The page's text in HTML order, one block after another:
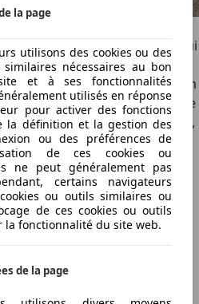
jacente est toujours à 800
de Mercedes, ce qui
une charge rapide à 330
320 km d’autonomie en
L’histoire de la Classe C ne
y aura des versions AMG,
même un break ! Pour voir
il faudra cependant être
de luxe ! (2026)
hypercar qui ne fait rien
la page
utilisons des cookies ou des
nécessaires au bon
et à ses fonctionnalités
utilisés en réponse
pour activer des fonctions
la définition et la gestion des
ou des préférences de
de ces cookies ou
ne peut généralement pas
certains navigateurs
ou outils similaires ou
de ces cookies ou outils
fonctionnalité du site web.
de la page